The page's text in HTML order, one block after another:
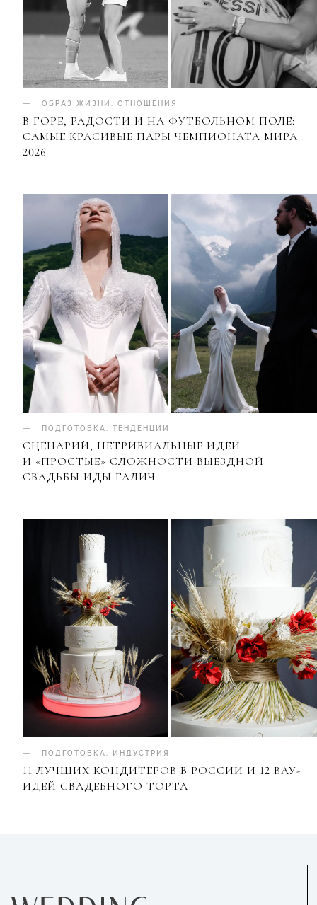
ОБРАЗ ЖИЗНИ . ОТНОШЕНИЯ
В ГОРЕ, РАДОСТИ И НА ФУТБОЛЬНОМ ПОЛЕ:
САМЫЕ КРАСИВЫЕ ПАРЫ ЧЕМПИОНАТА МИРА
2026
ПОДГОТОВКА. ТЕНДЕНЦИИ
СЦЕНАРИЙ, НЕТРИВИАЛЬНЫЕ ИДЕИ
И «ПРОСТЫЕ» СЛОЖНОСТИ ВЫЕЗДНОЙ
СВАДЬБЫ ИДЫ ГАЛИЧ
ПОДГОТОВКА. ИНДУСТРИЯ
11 ЛУЧШИХ КОНДИТЕРОВ В РОССИИ И 12 ВАУ-
ИДЕЙ СВАДЕБНОГО ТОРТА